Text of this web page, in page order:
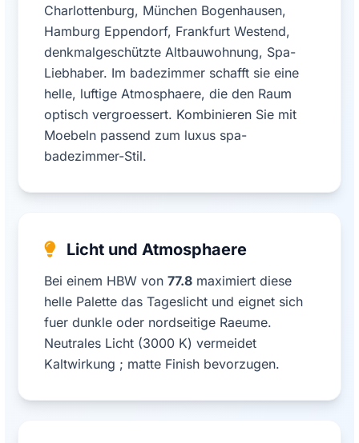
Charlottenburg, München Bogenhausen,
Hamburg Eppendorf, Frankfurt Westend,
denkmalgeschützte Altbauwohnung, Spa-
Liebhaber. Im badezimmer schafft sie eine
helle, luftige Atmosphaere, die den Raum
optisch vergroessert. Kombinieren Sie mit
Moebeln passend zum luxus spa-
badezimmer-Stil.
Licht und Atmosphaere
Bei einem HBW von 77.8 maximiert diese
helle Palette das Tageslicht und eignet sich
fuer dunkle oder nordseitige Raeume.
Neutrales Licht (3000 K) vermeidet
Kaltwirkung ; matte Finish bevorzugen.